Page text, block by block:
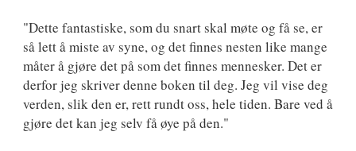
"Dette fantastiske, som du snart skal møte og få se, er
så lett å miste av syne, og det finnes nesten like mange
måter å gjøre det på som det finnes mennesker. Det er
derfor jeg skriver denne boken til deg. Jeg vil vise deg
verden, slik den er, rett rundt oss, hele tiden. Bare ved å
gjøre det kan jeg selv få øye på den."